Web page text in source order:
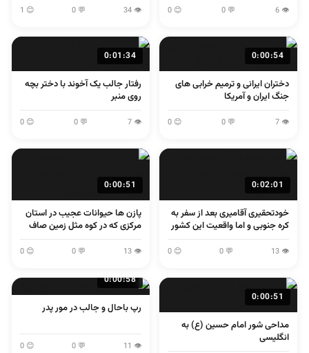
👁 6
💬 0
😊 0
👁 34
💬 0
😊 1
0:00:54
دختران ایرانی و ترمیم خرابی های
جنگ ایران و آمریکا
👁 7
💬 0
😊 0
0:01:34
رفتار جالب یک آخوند با دختر بچه
روی منبر
👁 7
💬 0
😊 0
0:02:01
خودتحقیری آقامیری بعد از سفر به
کره جنوبی و اما واقعیت این کشور
👁 13
💬 0
😊 0
0:00:51
پازن ها حیوانات عجیب در استان
مرکزی که در کوه مثل زمین صاف
👁 13
💬 0
😊 0
0:00:51
مداحی شور امام حسین (ع) به
انگلیسی
0:00:58
رپ باحال و جالب در مور پدر
👁 11
💬 0
😊 0